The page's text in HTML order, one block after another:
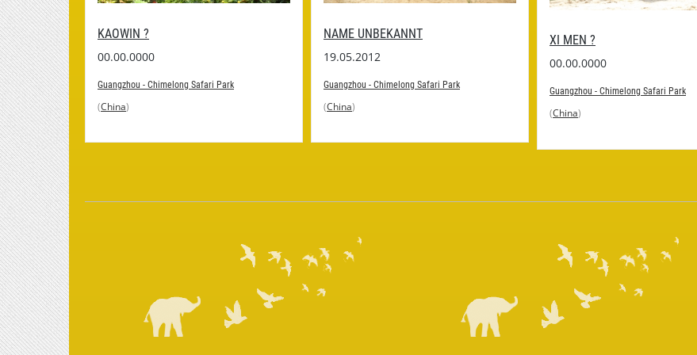
KAOWIN ?
00.00.0000
Guangzhou - Chimelong Safari Park
(China)
NAME UNBEKANNT
19.05.2012
Guangzhou - Chimelong Safari Park
(China)
XI MEN ?
00.00.0000
Guangzhou - Chimelong Safari Park
(China)